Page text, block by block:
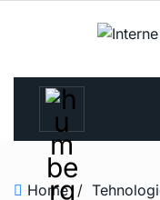
Home /